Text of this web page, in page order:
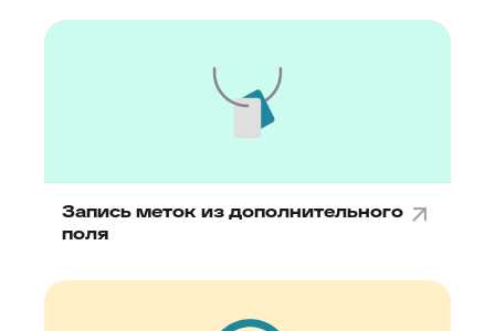
Запись меток из дополнительного
поля